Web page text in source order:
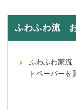
ふわふわ流
ふわふわ家
トペーパーを